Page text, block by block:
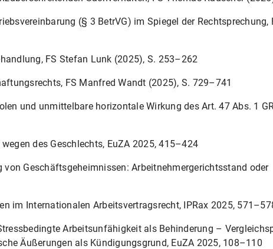
1992
1988
1986
1982
(§ 3 BetrVG) im Spiegel der Rechtsprechung,
FS Stefan Lunk (2025), S. 253–262
FS Manfred Wandt (2025), S. 729–741
und unmittelbare horizontale Wirkung des Art. 47 Abs. 1
des Geschlechts, EuZA 2025, 415–424
von Geschäftsgeheimnissen: Arbeitnehmergerichtsstand oder
im Internationalen Arbeitsvertragsrecht, IPRax 2025,
Arbeitsunfähigkeit als Behinderung –
Äußerungen als Kündigungsgrund, EuZA 2025, 108–110